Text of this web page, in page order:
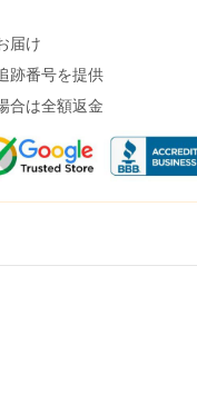
届け
跡番号を提供
合は全額返金